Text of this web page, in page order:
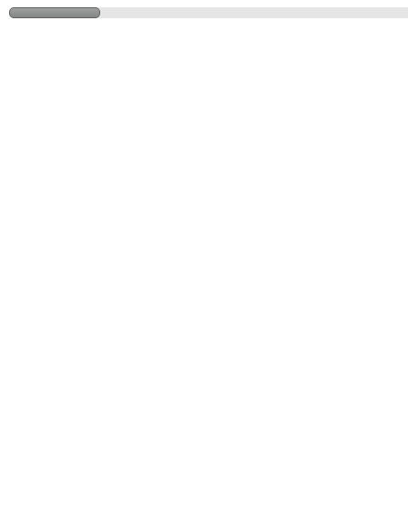
Киев, ул. Белицкого, пер.
Розовый
Киев, просп. Правды, 5
114